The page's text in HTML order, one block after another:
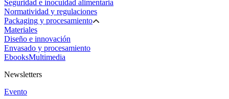
Seguridad e inocuidad alimentaria
Normatividad y regulaciones
Packaging y procesamiento
Materiales
Diseño e innovación
Envasado y procesamiento
EbooksMultimedia
Newsletters
Evento